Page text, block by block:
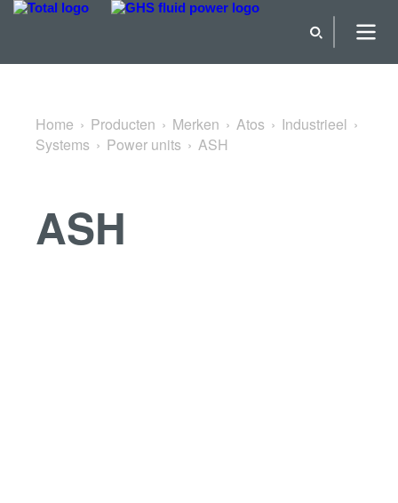
Terug naar Power units
Home Producten Merken Atos
Industrieel
Systems
Power units ASH
ASH